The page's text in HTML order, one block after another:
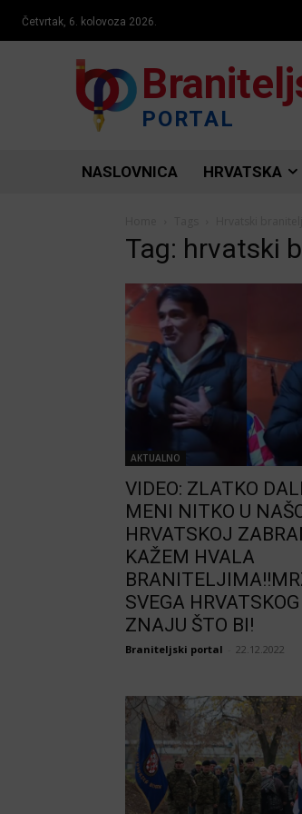
Četvrtak, 6. kolovoza 2026.
PORTAL
NASLOVNICA HRVATSKA
Tag: hrvatski
AKTUALNO
VIDEO: ZLATKO
MENI NITKO U
HRVATSKOJ
KAŽEM HVALA
SVEGA
ZNAJU ŠTO BI!
Braniteljski portal 22.12.2022